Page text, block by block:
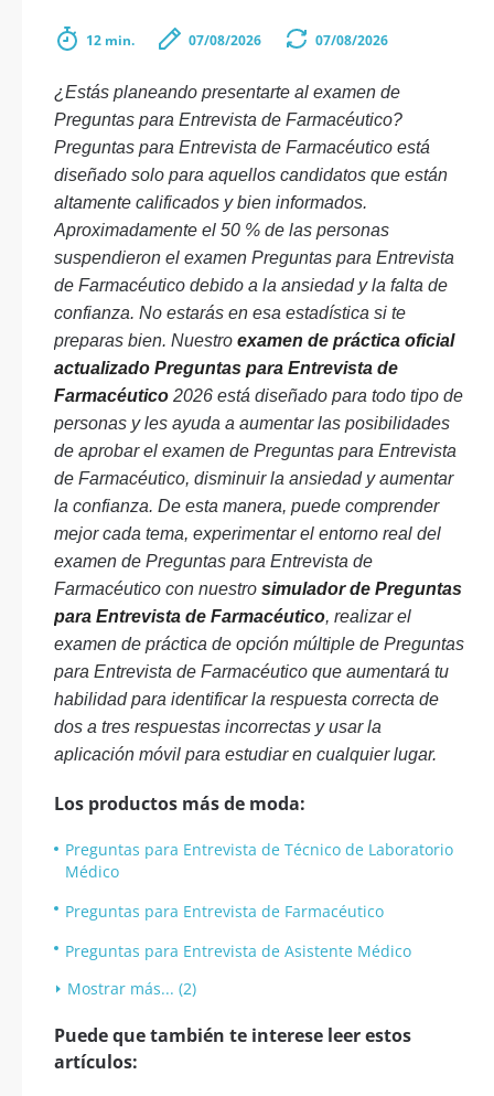
12 min. 07/08/2026 07/08/2026
¿Estás planeando presentarte al examen de
Preguntas para Entrevista de Farmacéutico?
Preguntas para Entrevista de Farmacéutico está
diseñado solo para aquellos candidatos que están
altamente calificados y bien informados.
Aproximadamente el 50 % de las personas
suspendieron el examen Preguntas para Entrevista
de Farmacéutico debido a la ansiedad y la falta de
confianza. No estarás en esa estadística si te
preparas bien. Nuestro examen de práctica oficial
actualizado Preguntas para Entrevista de
Farmacéutico 2026 está diseñado para todo tipo de
personas y les ayuda a aumentar las posibilidades
de aprobar el examen de Preguntas para Entrevista
de Farmacéutico, disminuir la ansiedad y aumentar
la confianza. De esta manera, puede comprender
mejor cada tema, experimentar el entorno real del
examen de Preguntas para Entrevista de
Farmacéutico con nuestro simulador de Preguntas
para Entrevista de Farmacéutico, realizar el
examen de práctica de opción múltiple de Preguntas
para Entrevista de Farmacéutico que aumentará tu
habilidad para identificar la respuesta correcta de
dos a tres respuestas incorrectas y usar la
aplicación móvil para estudiar en cualquier lugar.
Los productos más de moda:
Preguntas para Entrevista de Técnico de Laboratorio
Médico
Preguntas para Entrevista de Farmacéutico
Preguntas para Entrevista de Asistente Médico
Mostrar más... (2)
Puede que también te interese leer estos
artículos: